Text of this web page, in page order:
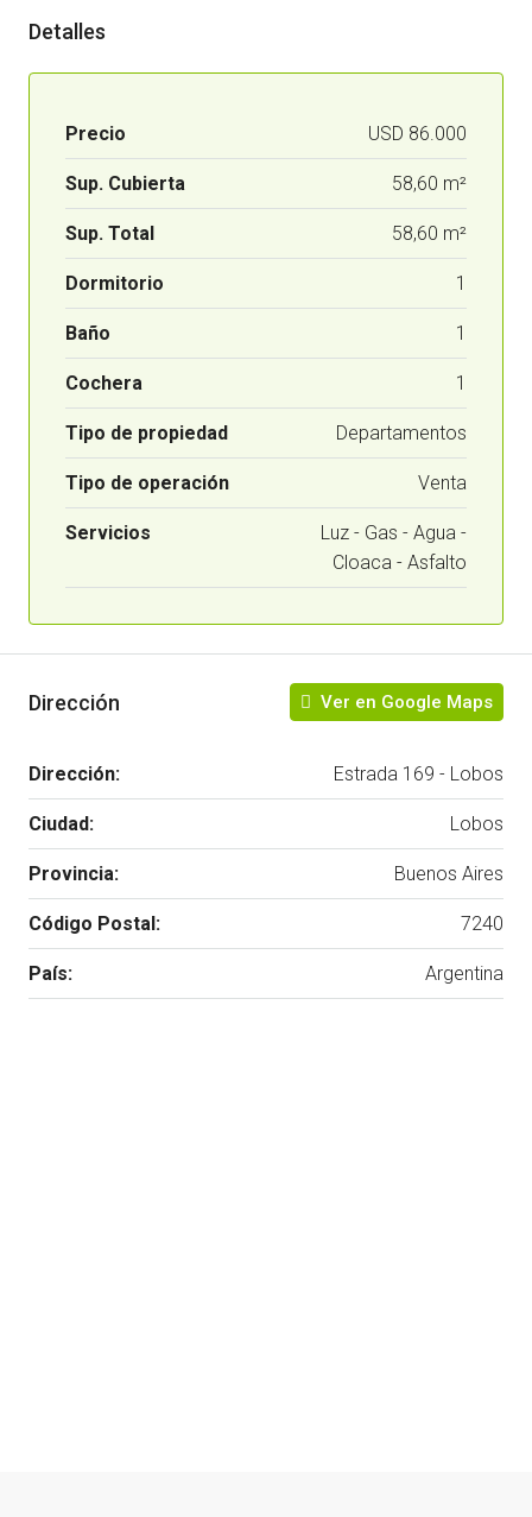
Detalles
Precio USD 86.000
Sup. Cubierta 58,60 m²
Sup. Total 58,60 m²
Dormitorio 1
Baño 1
Cochera 1
Tipo de propiedad Departamentos
Tipo de operación Venta
Servicios
Luz - Gas - Agua -
Cloaca - Asfalto
Dirección Ver en Google Maps
Dirección: Estrada 169 - Lobos
Ciudad: Lobos
Provincia: Buenos Aires
Código Postal: 7240
País: Argentina